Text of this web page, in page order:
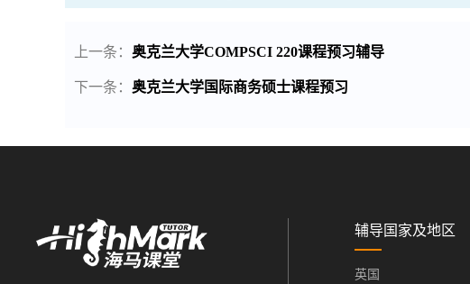
上一条： 奥克兰大学COMPSCI 220课程预习辅导
下一条： 奥克兰大学国际商务硕士课程预习
辅导国家及地区
英国